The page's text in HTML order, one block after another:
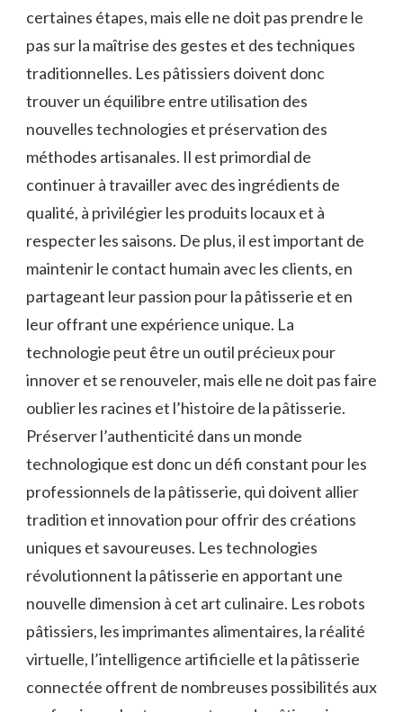
certaines étapes, mais elle ne doit pas prendre le
pas sur la maîtrise des gestes et des techniques
traditionnelles. Les pâtissiers doivent donc
trouver un équilibre entre utilisation des
nouvelles technologies et préservation des
méthodes artisanales. Il est primordial de
continuer à travailler avec des ingrédients de
qualité, à privilégier les produits locaux et à
respecter les saisons. De plus, il est important de
maintenir le contact humain avec les clients, en
partageant leur passion pour la pâtisserie et en
leur offrant une expérience unique. La
technologie peut être un outil précieux pour
innover et se renouveler, mais elle ne doit pas faire
oublier les racines et l’histoire de la pâtisserie.
Préserver l’authenticité dans un monde
technologique est donc un défi constant pour les
professionnels de la pâtisserie, qui doivent allier
tradition et innovation pour offrir des créations
uniques et savoureuses. Les technologies
révolutionnent la pâtisserie en apportant une
nouvelle dimension à cet art culinaire. Les robots
pâtissiers, les imprimantes alimentaires, la réalité
virtuelle, l’intelligence artificielle et la pâtisserie
connectée offrent de nombreuses possibilités aux